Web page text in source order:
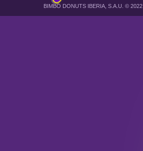
BIMBO DONUTS IBERIA, S.A.U. © 2022